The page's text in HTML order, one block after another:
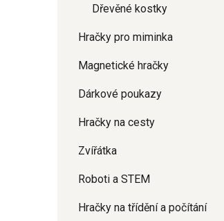
Dřevěné kostky
Hračky pro miminka
Magnetické hračky
Dárkové poukazy
Hračky na cesty
Zvířátka
Roboti a STEM
Hračky na třídění a počítání